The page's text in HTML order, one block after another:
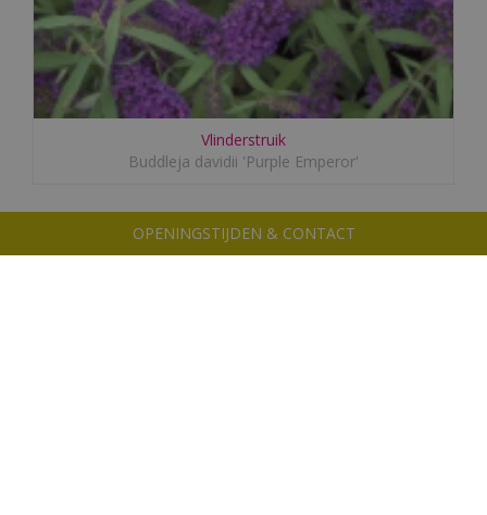
Vlinderstruik
Buddleja davidii 'Purple Emperor'
OPENINGSTIJDEN & CONTACT